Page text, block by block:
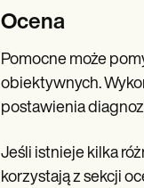
Ocena
Pomocne może
obiektywnych.
postawienia
Jeśli istnieje kilka
korzystają z sekcji